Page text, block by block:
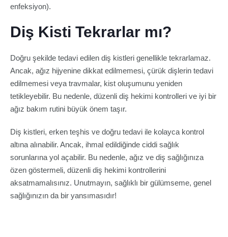
enfeksiyon).
Diş Kisti Tekrarlar mı?
Doğru şekilde tedavi edilen diş kistleri genellikle tekrarlamaz.
Ancak, ağız hijyenine dikkat edilmemesi, çürük dişlerin tedavi
edilmemesi veya travmalar, kist oluşumunu yeniden
tetikleyebilir. Bu nedenle, düzenli diş hekimi kontrolleri ve iyi bir
ağız bakım rutini büyük önem taşır.
Diş kistleri, erken teşhis ve doğru tedavi ile kolayca kontrol
altına alınabilir. Ancak, ihmal edildiğinde ciddi sağlık
sorunlarına yol açabilir. Bu nedenle, ağız ve diş sağlığınıza
özen göstermeli, düzenli diş hekimi kontrollerini
aksatmamalısınız. Unutmayın, sağlıklı bir gülümseme, genel
sağlığınızın da bir yansımasıdır!